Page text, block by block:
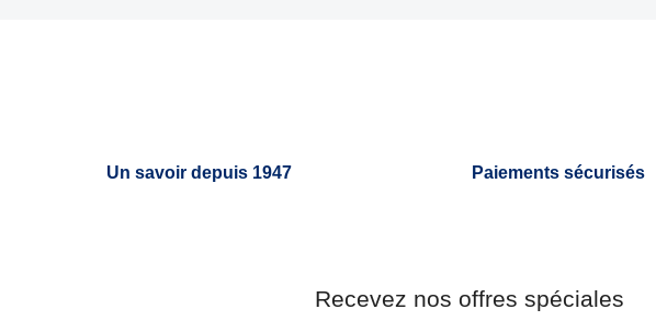
Un savoir depuis 1947 Paiements sécurisés
Recevez nos offres spéciales